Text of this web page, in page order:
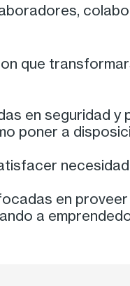
que
en seguridad y
poner a
en
a